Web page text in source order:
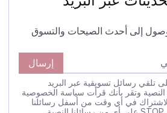
إلى أحدث الصيحات والتسوق
إرسال
تلقي رسائل تسويقية عبر البريد
النصية وتقر بأنك قرأت سياسة الخصوصية
الاشتراك في أي وقت من أسفل رسائلنا